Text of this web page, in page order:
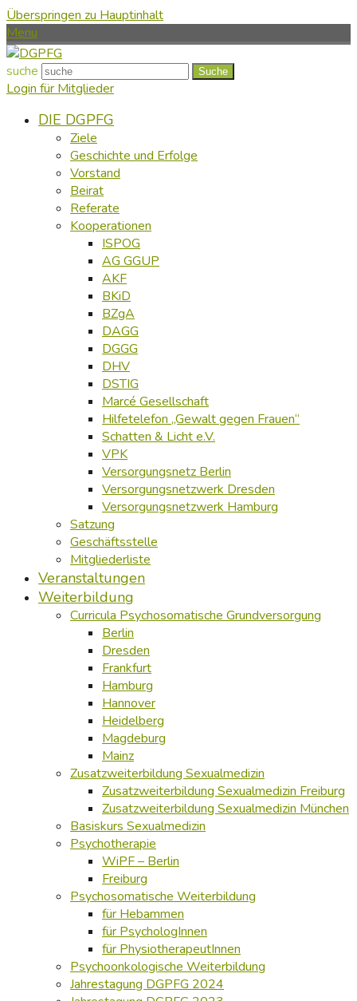
Überspringen zu Hauptinhalt
Menu
suche Suche
Login für Mitglieder
DIE DGPFG
Ziele
Geschichte und Erfolge
Vorstand
Beirat
Referate
Kooperationen
ISPOG
AG GGUP
AKF
BKiD
BZgA
DAGG
DGGG
DHV
DSTIG
Marcé Gesellschaft
Hilfetelefon „Gewalt gegen Frauen“
Schatten & Licht e.V.
VPK
Versorgungsnetz Berlin
Versorgungsnetzwerk Dresden
Versorgungsnetzwerk Hamburg
Satzung
Geschäftsstelle
Mitgliederliste
Veranstaltungen
Weiterbildung
Curricula Psychosomatische Grundversorgung
Berlin
Dresden
Frankfurt
Hamburg
Hannover
Heidelberg
Magdeburg
Mainz
Zusatzweiterbildung Sexualmedizin
Zusatzweiterbildung Sexualmedizin Freiburg
Zusatzweiterbildung Sexualmedizin München
Basiskurs Sexualmedizin
Psychotherapie
WiPF – Berlin
Freiburg
Psychosomatische Weiterbildung
für Hebammen
für PsychologInnen
für PhysiotherapeutInnen
Psychoonkologische Weiterbildung
Jahrestagung DGPFG 2024